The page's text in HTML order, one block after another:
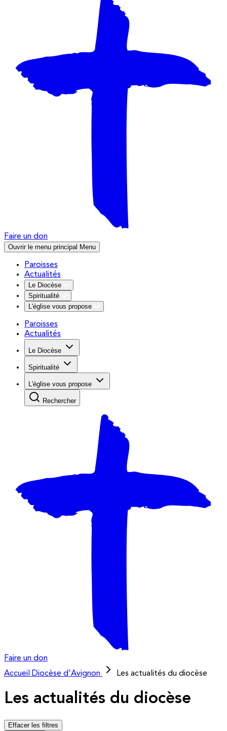
Faire un don
Ouvrir le menu principal Menu
Paroisses
Actualités
Le Diocèse
Spiritualité
L'église vous propose
Paroisses
Actualités
Le Diocèse
Spiritualité
L'église vous propose
Rechercher
Faire un don
Accueil
Diocèse d'Avignon Les actualités du diocèse
Les actualités du diocèse
Effacer les filtres